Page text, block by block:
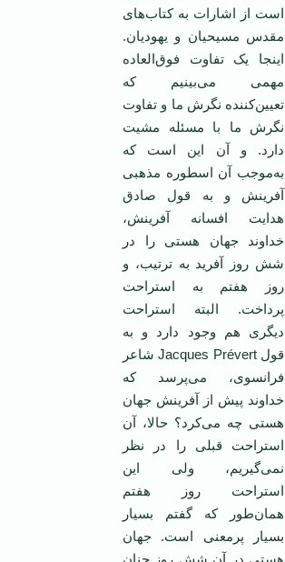
است از اشارات به کتاب‌های
مقدس مسیحیان و یهودیان.
اینجا یک تفاوت فوق‌العاده
مهمی می‌بینیم که
تعیین‌کننده نگرش ما و تفاوت
نگرش ما با مسئله مشیت
دارد. و آن این است که
به‌موجب آن اسطوره مذهبی
آفرینش و به قول صادق
هدایت افسانه آفرینش،
خداوند جهان هستی را در
شش روز آفرید به ترتیب، و
روز هفتم به استراحت
پرداخت. البته استراحت
دیگری هم وجود دارد و به
قول Jacques Prévert شاعر
فرانسوی، می‌پرسد که
خداوند پیش از آفرینش جهان
هستی چه می‌کرد؟ حالا، آن
استراحت قبلی را در نظر
نمی‌گیریم، ولی این
استراحت روز هفتم
همان‌طور که گفتم بسیار
بسیار پرمعنی است. جهان
هستی در آن شش روز چنان